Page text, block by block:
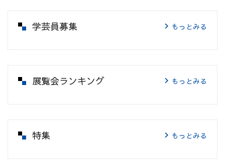
学芸員募集 もっとみる
展覧会ランキング もっとみる
特集 もっとみる